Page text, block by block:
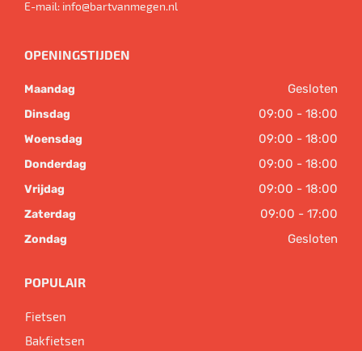
E-mail: info@bartvanmegen.nl
OPENINGSTIJDEN
Maandag Gesloten
Dinsdag 09:00 - 18:00
Woensdag 09:00 - 18:00
Donderdag 09:00 - 18:00
Vrijdag 09:00 - 18:00
Zaterdag 09:00 - 17:00
Zondag Gesloten
POPULAIR
Fietsen
Bakfietsen